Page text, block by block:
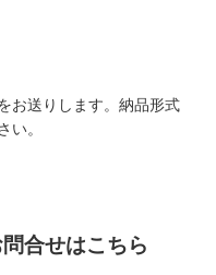
お送りします。納品形式
い。
合せはこちら